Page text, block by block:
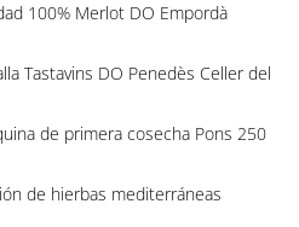
100% Merlot DO Empordà
Tastavins DO Penedès Celler del
de primera cosecha Pons 250
de hierbas mediterráneas